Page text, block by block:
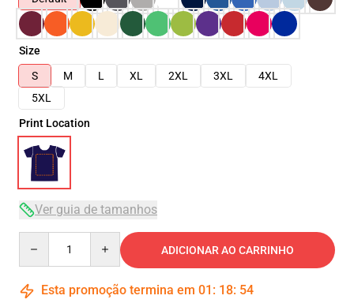
Size
S
M L XL 2XL 3XL
4XL
5XL
Print Location
Ver guia de tamanhos
ADICIONAR AO CARRINHO
Esta promoção termina em 01 : 18: 54